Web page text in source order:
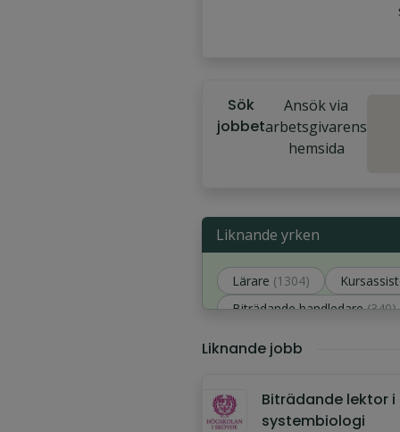
Sök
jobbet
Ansök via
arbetsgivarens
hemsida
Liknande yrken
Lärare (1304)
Biträdande handledare (340)
Liknande jobb
Biträdande lektor i
systembiologi